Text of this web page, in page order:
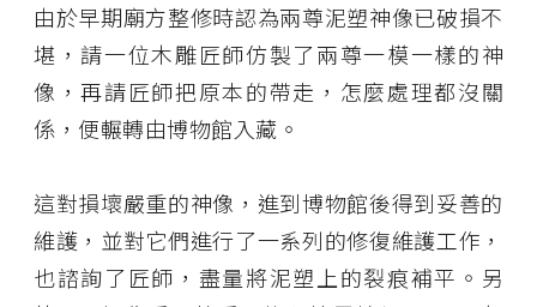
由於早期廟方整修時認為兩尊泥塑神像已破損不
堪，請一位木雕匠師仿製了兩尊一模一樣的神
像，再請匠師把原本的帶走，怎麼處理都沒關
係，便輾轉由博物館入藏。
這對損壞嚴重的神像，進到博物館後得到妥善的
維護，並對它們進行了一系列的修復維護工作，
也諮詢了匠師，盡量將泥塑上的裂痕補平。另